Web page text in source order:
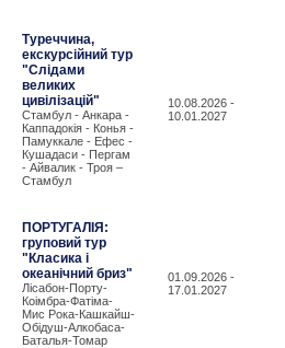
Туреччина,
екскурсійний тур
"Слідами
великих
цивілізацій"
Стамбул - Анкара -
Каппадокія - Конья -
Памуккале - Ефес -
Кушадаси - Пергам
- Айвалик - Троя –
Стамбул
10.08.2026 -
10.01.2027
ПОРТУГАЛІЯ:
груповий тур
"Класика і
океанічний бриз"
Лісабон-Порту-
Коімбра-Фатіма-
Мис Рока-Кашкайш-
Обідуш-Алкобаса-
Баталья-Томар
01.09.2026 -
17.01.2027